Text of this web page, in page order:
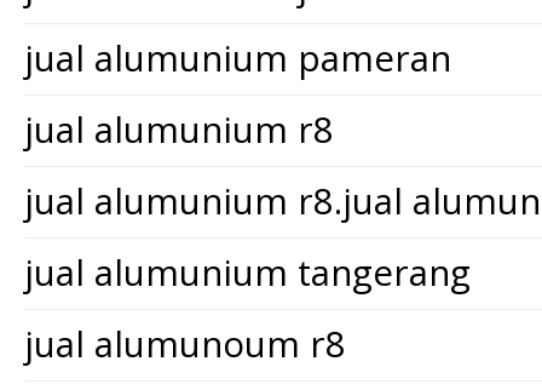
jual alumunium pameran
jual alumunium r8
jual alumunium r8.jual
jual alumunium tangerang
jual alumunoum r8